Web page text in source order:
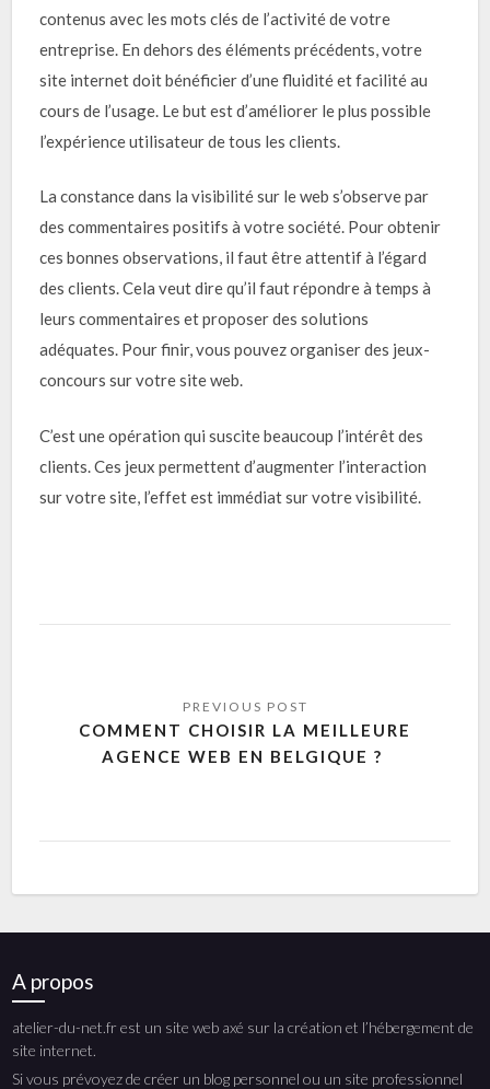
contenus avec les mots clés de l’activité de votre
entreprise. En dehors des éléments précédents, votre
site internet doit bénéficier d’une fluidité et facilité au
cours de l’usage. Le but est d’améliorer le plus possible
l’expérience utilisateur de tous les clients.
La constance dans la visibilité sur le web s’observe par
des commentaires positifs à votre société. Pour obtenir
ces bonnes observations, il faut être attentif à l’égard
des clients. Cela veut dire qu’il faut répondre à temps à
leurs commentaires et proposer des solutions
adéquates. Pour finir, vous pouvez organiser des jeux-
concours sur votre site web.
C’est une opération qui suscite beaucoup l’intérêt des
clients. Ces jeux permettent d’augmenter l’interaction
sur votre site, l’effet est immédiat sur votre visibilité.
COMMENT CHOISIR LA MEILLEURE
AGENCE WEB EN BELGIQUE ?
A propos
atelier-du-net.fr est un site web axé sur la création et l’hébergement de
site internet.
Si vous prévoyez de créer un blog personnel ou un site professionnel